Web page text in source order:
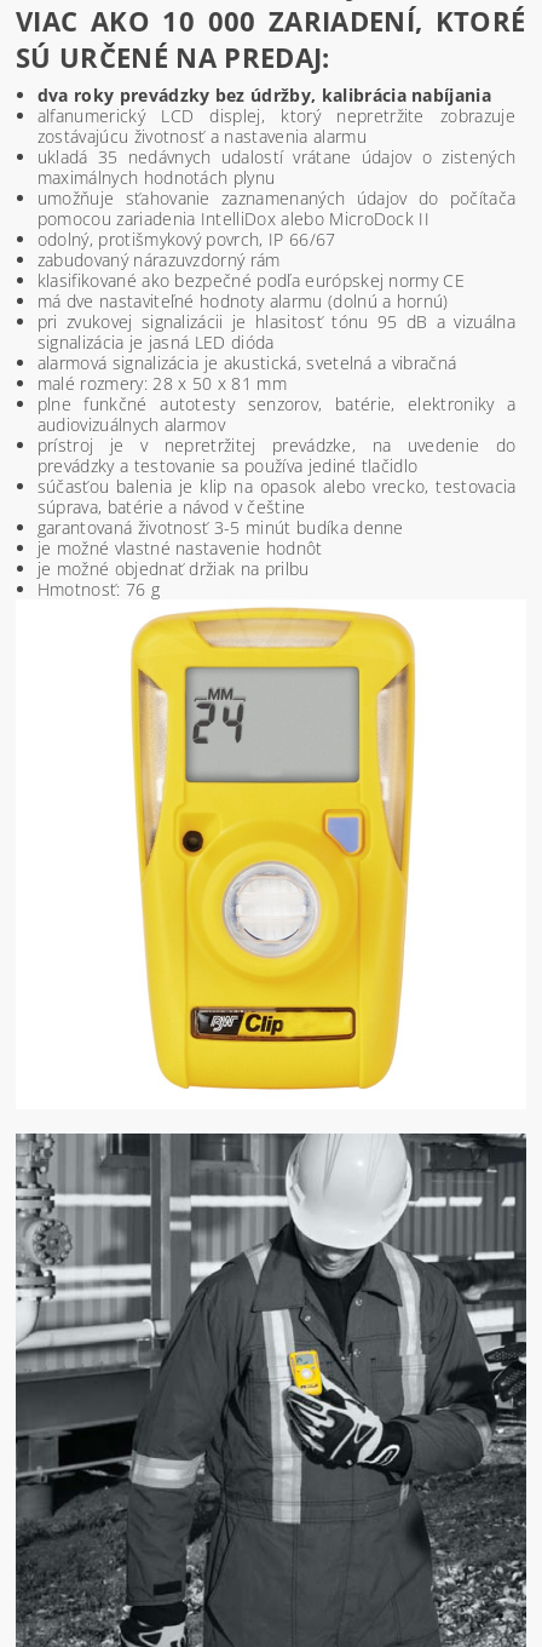
VIAC AKO 10 000 ZARIADENÍ, KTORÉ
SÚ URČENÉ NA PREDAJ:
dva roky prevádzky bez údržby, kalibrácia nabíjania
alfanumerický LCD displej, ktorý nepretržite zobrazuje
zostávajúcu životnosť a nastavenia alarmu
ukladá 35 nedávnych udalostí vrátane údajov o zistených
maximálnych hodnotách plynu
umožňuje sťahovanie zaznamenaných údajov do počítača
pomocou zariadenia IntelliDox alebo MicroDock II
odolný, protišmykový povrch, IP 66/67
zabudovaný nárazuvzdorný rám
klasifikované ako bezpečné podľa európskej normy CE
má dve nastaviteľné hodnoty alarmu (dolnú a hornú)
pri zvukovej signalizácii je hlasitosť tónu 95 dB a vizuálna
signalizácia je jasná LED dióda
alarmová signalizácia je akustická, svetelná a vibračná
malé rozmery: 28 x 50 x 81 mm
plne funkčné autotesty senzorov, batérie, elektroniky a
audiovizuálnych alarmov
prístroj je v nepretržitej prevádzke, na uvedenie do
prevádzky a testovanie sa používa jediné tlačidlo
súčasťou balenia je klip na opasok alebo vrecko, testovacia
súprava, batérie a návod v češtine
garantovaná životnosť 3-5 minút budíka denne
je možné vlastné nastavenie hodnôt
je možné objednať držiak na prilbu
Hmotnosť: 76 g